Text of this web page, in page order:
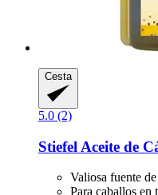
Cesta
5.0 (2)
Stiefel Aceite de
Valiosa fuente
Para caballos en